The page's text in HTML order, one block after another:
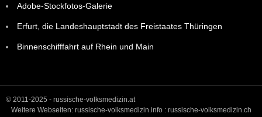
Adobe-Stockfotos-Galerie
Erfurt, die Landeshauptstadt des Freistaates Thüringen
Binnenschifffahrt auf Rhein und Main
© 2011-2025 - russische-volksmedizin.at
Weitere Webseiten: russische-volksmedizin.info : russische-volksmedizin.ch